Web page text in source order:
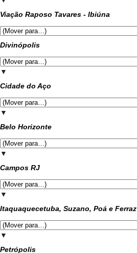
Viação Raposo Tavares - Ibiúna
Divinópolis
▼
Cidade do Aço
▼
Belo Horizonte
▼
Campos RJ
▼
Itaquaquecetuba, Suzano, Poá e Ferraz
▼
Petrópolis